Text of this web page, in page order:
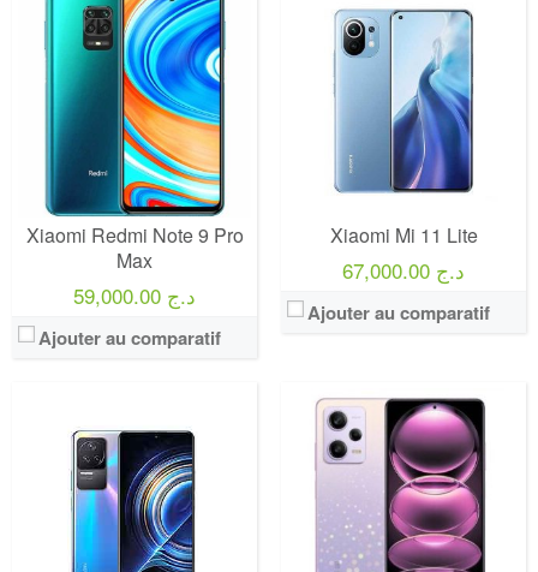
Xiaomi Redmi Note 9 Pro
Max
59,000.00 د.ج
Ajouter au comparatif
Xiaomi Mi 11 Lite
67,000.00 د.ج
Ajouter au comparatif